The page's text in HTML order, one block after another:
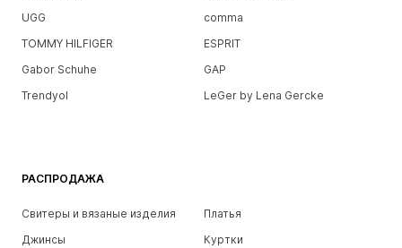
UGG
comma
TOMMY HILFIGER
ESPRIT
Gabor Schuhe
GAP
Trendyol
LeGer by Lena Gercke
РАСПРОДАЖА
Свитеры и вязаные изделия
Платья
Джинсы
Куртки